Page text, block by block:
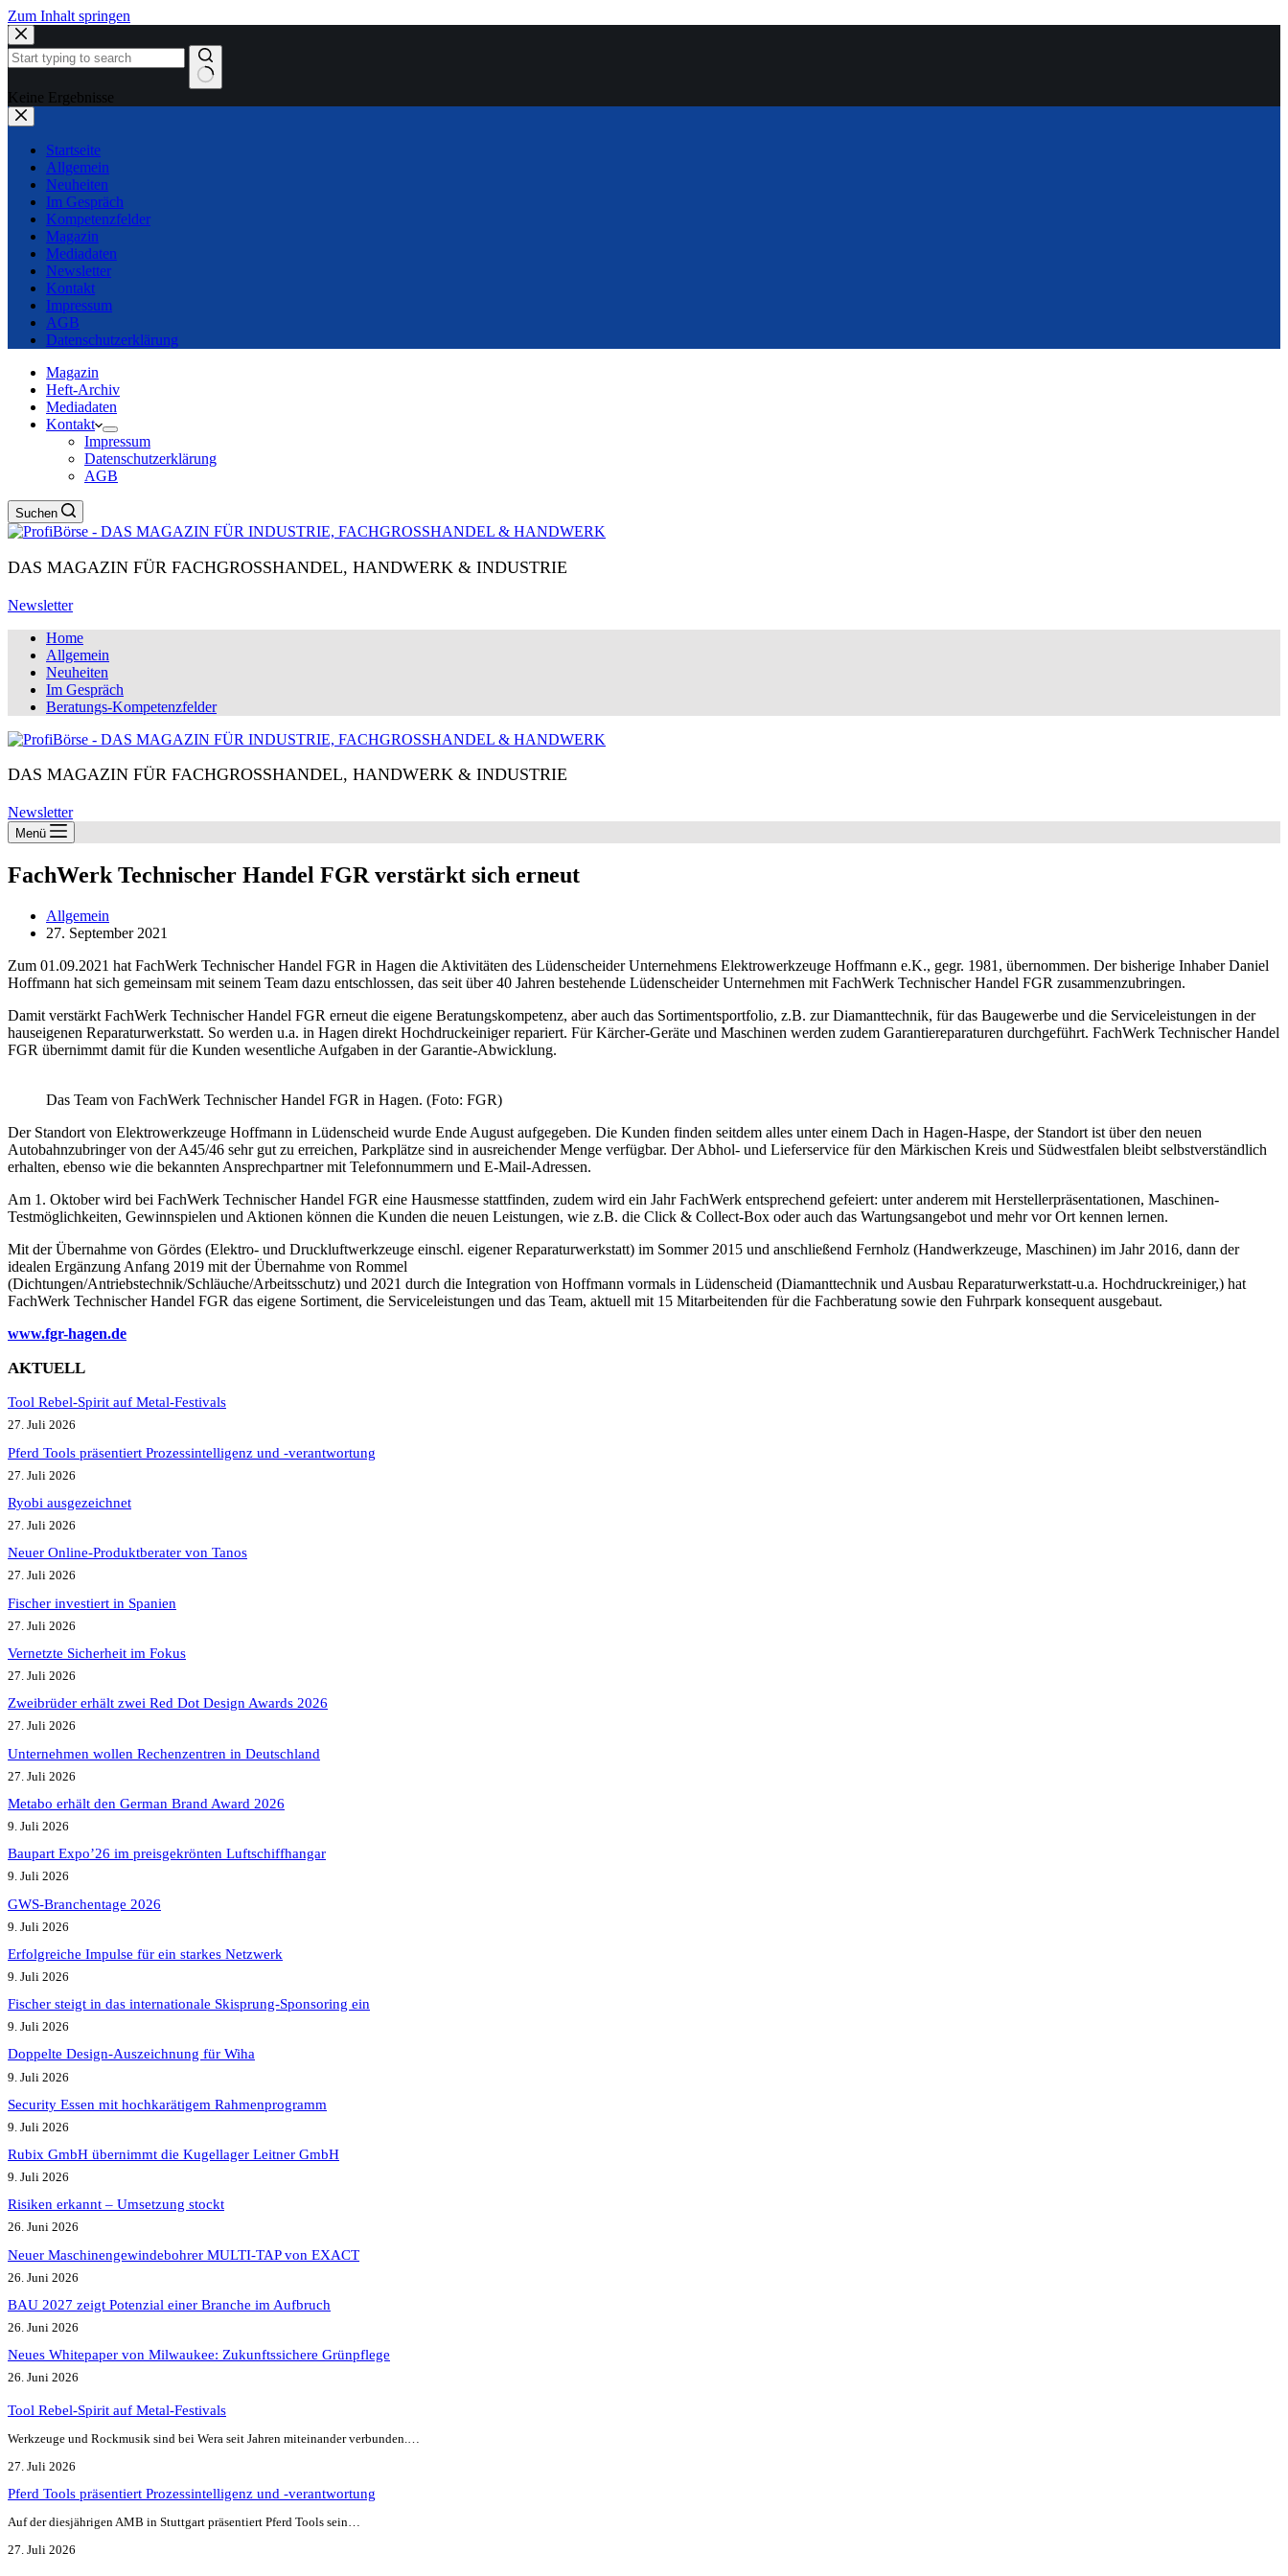
Zum Inhalt springen
Keine Ergebnisse
Startseite
Allgemein
Neuheiten
Im Gespräch
Kompetenzfelder
Magazin
Mediadaten
Newsletter
Kontakt
Impressum
AGB
Datenschutzerklärung
Magazin
Heft-Archiv
Mediadaten
Kontakt
Impressum
Datenschutzerklärung
AGB
Suchen
DAS MAGAZIN FÜR FACHGROSSHANDEL, HANDWERK & INDUSTRIE
Newsletter
Home
Allgemein
Neuheiten
Im Gespräch
Beratungs-Kompetenzfelder
DAS MAGAZIN FÜR FACHGROSSHANDEL, HANDWERK & INDUSTRIE
Newsletter
Menü
FachWerk Technischer Handel FGR verstärkt sich erneut
Allgemein
27. September 2021
Zum 01.09.2021 hat FachWerk Technischer Handel FGR in Hagen die Aktivitäten des Lüdenscheider Unternehmens Elektrowerkzeuge Hoffmann e.K., gegr. 1981, übernommen. Der bisherige Inhaber Daniel
Hoffmann hat sich gemeinsam mit seinem Team dazu entschlossen, das seit über 40 Jahren bestehende Lüdenscheider Unternehmen mit FachWerk Technischer Handel FGR zusammenzubringen.
Damit verstärkt FachWerk Technischer Handel FGR erneut die eigene Beratungskompetenz, aber auch das Sortimentsportfolio, z.B. zur Diamanttechnik, für das Baugewerbe und die Serviceleistungen in der
hauseigenen Reparaturwerkstatt. So werden u.a. in Hagen direkt Hochdruckeiniger repariert. Für Kärcher-Geräte und Maschinen werden zudem Garantiereparaturen durchgeführt. FachWerk Technischer Handel
FGR übernimmt damit für die Kunden wesentliche Aufgaben in der Garantie-Abwicklung.
Das Team von FachWerk Technischer Handel FGR in Hagen. (Foto: FGR)
Der Standort von Elektrowerkzeuge Hoffmann in Lüdenscheid wurde Ende August aufgegeben. Die Kunden finden seitdem alles unter einem Dach in Hagen-Haspe, der Standort ist über den neuen
Autobahnzubringer von der A45/46 sehr gut zu erreichen, Parkplätze sind in ausreichender Menge verfügbar. Der Abhol- und Lieferservice für den Märkischen Kreis und Südwestfalen bleibt selbstverständlich
erhalten, ebenso wie die bekannten Ansprechpartner mit Telefonnummern und E-Mail-Adressen.
Am 1. Oktober wird bei FachWerk Technischer Handel FGR eine Hausmesse stattfinden, zudem wird ein Jahr FachWerk entsprechend gefeiert: unter anderem mit Herstellerpräsentationen, Maschinen-
Testmöglichkeiten, Gewinnspielen und Aktionen können die Kunden die neuen Leistungen, wie z.B. die Click & Collect-Box oder auch das Wartungsangebot und mehr vor Ort kennen lernen.
Mit der Übernahme von Gördes (Elektro- und Druckluftwerkzeuge einschl. eigener Reparaturwerkstatt) im Sommer 2015 und anschließend Fernholz (Handwerkzeuge, Maschinen) im Jahr 2016, dann der
idealen Ergänzung Anfang 2019 mit der Übernahme von Rommel
(Dichtungen/Antriebstechnik/Schläuche/Arbeitsschutz) und 2021 durch die Integration von Hoffmann vormals in Lüdenscheid (Diamanttechnik und Ausbau Reparaturwerkstatt-u.a. Hochdruckreiniger,) hat
FachWerk Technischer Handel FGR das eigene Sortiment, die Serviceleistungen und das Team, aktuell mit 15 Mitarbeitenden für die Fachberatung sowie den Fuhrpark konsequent ausgebaut.
www.fgr-hagen.de
AKTUELL
Tool Rebel-Spirit auf Metal-Festivals
27. Juli 2026
Pferd Tools präsentiert Prozessintelligenz und -verantwortung
27. Juli 2026
Ryobi ausgezeichnet
27. Juli 2026
Neuer Online-Produktberater von Tanos
27. Juli 2026
Fischer investiert in Spanien
27. Juli 2026
Vernetzte Sicherheit im Fokus
27. Juli 2026
Zweibrüder erhält zwei Red Dot Design Awards 2026
27. Juli 2026
Unternehmen wollen Rechenzentren in Deutschland
27. Juli 2026
Metabo erhält den German Brand Award 2026
9. Juli 2026
Baupart Expo’26 im preisgekrönten Luftschiffhangar
9. Juli 2026
GWS-Branchentage 2026
9. Juli 2026
Erfolgreiche Impulse für ein starkes Netzwerk
9. Juli 2026
Fischer steigt in das internationale Skisprung-Sponsoring ein
9. Juli 2026
Doppelte Design-Auszeichnung für Wiha
9. Juli 2026
Security Essen mit hochkarätigem Rahmenprogramm
9. Juli 2026
Rubix GmbH übernimmt die Kugellager Leitner GmbH
9. Juli 2026
Risiken erkannt – Umsetzung stockt
26. Juni 2026
Neuer Maschinengewindebohrer MULTI-TAP von EXACT
26. Juni 2026
BAU 2027 zeigt Potenzial einer Branche im Aufbruch​
26. Juni 2026
Neues Whitepaper von Milwaukee: Zukunftssichere Grünpflege
26. Juni 2026
Tool Rebel-Spirit auf Metal-Festivals
Werkzeuge und Rockmusik sind bei Wera seit Jahren miteinander verbunden.…
27. Juli 2026
Pferd Tools präsentiert Prozessintelligenz und -verantwortung
Auf der diesjährigen AMB in Stuttgart präsentiert Pferd Tools sein…
27. Juli 2026